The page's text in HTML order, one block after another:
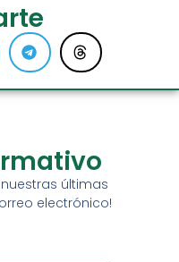
últimas
electrónico!